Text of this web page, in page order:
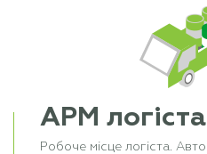
АРМ логіста
Робоче місце логіста.